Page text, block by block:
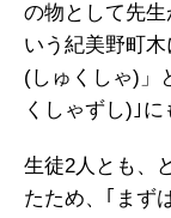
の物として先
いう紀美野町
(しゅくしゃ)」
くしゃずし)｣に
生徒2人とも、
たため、｢まず